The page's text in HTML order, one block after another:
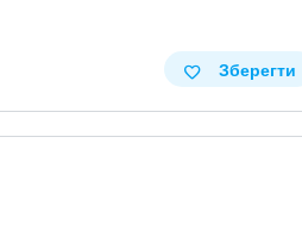
Зберегти